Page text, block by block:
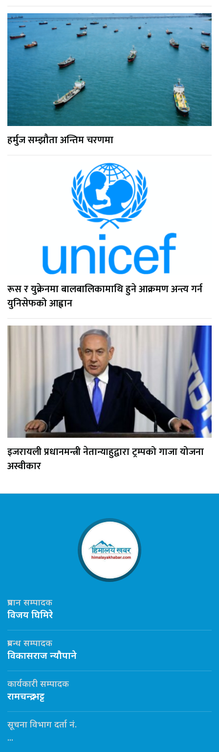
हर्मुज सम्झौता अन्तिम चरणमा
रूस र युक्रेनमा बालबालिकामाथि हुने आक्रमण अन्त्य गर्न
युनिसेफको आह्वान
इजरायली प्रधानमन्त्री नेतान्याहुद्वारा ट्रम्पको गाजा योजना
अस्वीकार
प्रधान सम्पादक
विजय घिमिरे
प्रबन्ध सम्पादक
विकासराज न्यौपाने
कार्यकारी सम्पादक
रामचन्द्र भट्ट
सूचना विभाग दर्ता नं.
...